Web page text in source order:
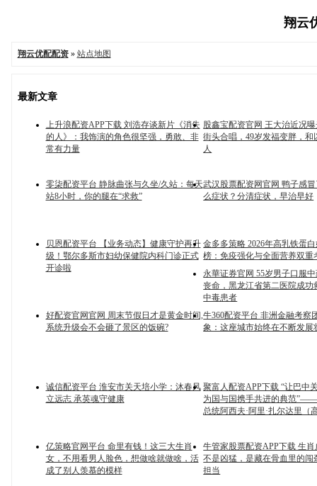
翔云
翔云优配配资» 站点地图
最新文章
上升浪配资APP下载 刘浩存谈新片《消失
的人》：我饰演的角色很坚强，勇敢、非
常有力量
股鑫宝配资官网 王大治近况
街头合唱，49岁发福变胖，和
人
零柒配资平台 静脉曲张与久坐/久站：每天
站8小时，你的腿在“求救”
武汉股票配资网官网 鸭子感
么症状？分清症状，早治早好
贝恩配资平台 【业务动态】健康守护再升
级！鄂尔多斯市妇幼保健院内科门诊正式
开诊啦
金多多策略 2026年高乳铁蛋
榜：免疫强化与全面营养双重
永華证券官网 55岁男子口服中
丧命，黑龙江省第二医院成功
中毒患者
好配资官网官网 周末节假日才是黄金时间,
系统升级会不会砸了景区的饭碗?
牛360配资平台 非洲金融考察
象：这座城市始终在不断发展
诚信配资平台 淮安市关天培小学：沐春风
立远志 承英魂守健康
聚富人配资APP下载 “让巴中
为国与国携手共进的典范
总统阿西夫·阿里·扎尔达里（
亿策略官网平台 命里有钱！这三大生肖
女，不用看男人脸色，想做啥就做啥，活
成了别人羡慕的模样
牛管家股票配资APP下载 生
不是凶猛，是藏在骨血里的闯
担当